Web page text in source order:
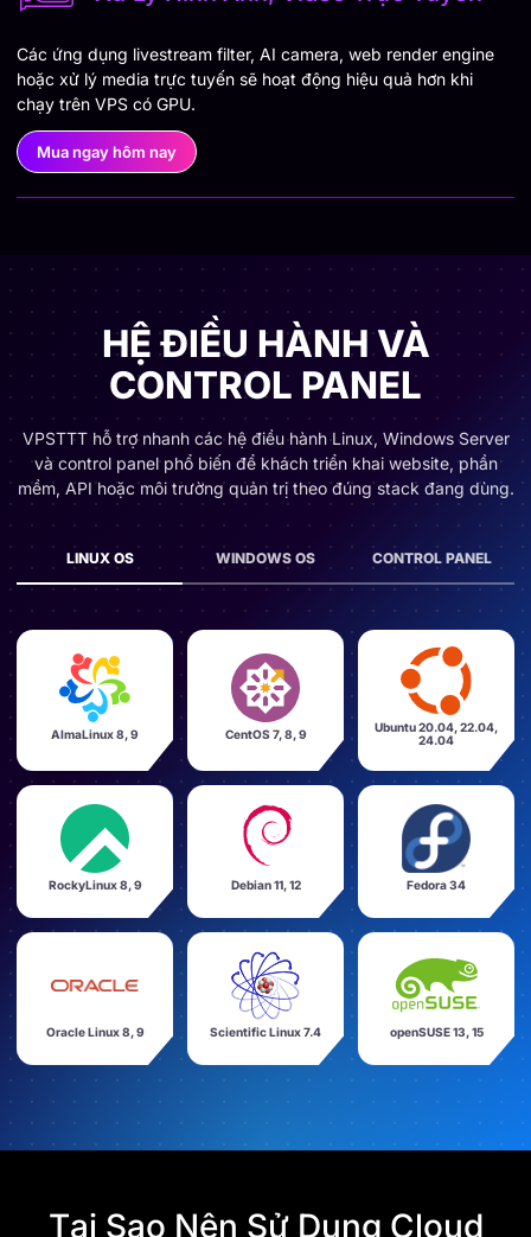
Các ứng dụng livestream filter, AI camera, web render engine
hoặc xử lý media trực tuyến sẽ hoạt động hiệu quả hơn khi
chạy trên VPS có GPU.
Mua ngay hôm nay
HỆ ĐIỀU HÀNH VÀ
CONTROL PANEL
VPSTTT hỗ trợ nhanh các hệ điều hành Linux, Windows Server
và control panel phổ biến để khách triển khai website, phần
mềm, API hoặc môi trường quản trị theo đúng stack đang dùng.
LINUX OS WINDOWS OS CONTROL PANEL
AlmaLinux 8, 9 CentOS 7, 8, 9
Ubuntu 20.04, 22.04,
24.04
RockyLinux 8, 9 Debian 11, 12 Fedora 34
Oracle Linux 8, 9 Scientific Linux 7.4 openSUSE 13, 15
Tại Sao Nên Sử Dụng Cloud